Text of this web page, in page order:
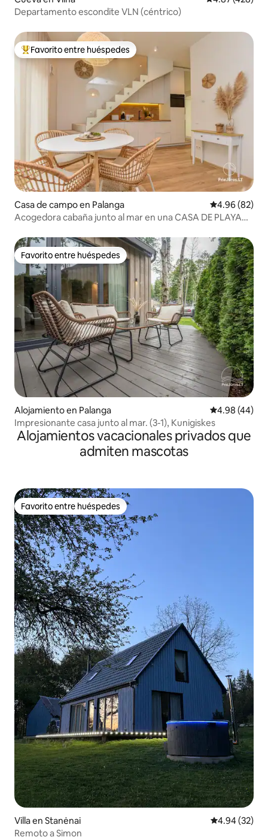
Departamento escondite VLN (céntrico)
Favorito entre huéspedes preferido
Favorito entre huéspedes
Casa de campo en Palanga Calificación
4.96 (82)
Acogedora cabaña junto al mar en una CASA DE PLAYA
Favorito entre huéspedes
Favorito entre huéspedes
Alojamiento en Palanga Calificación
4.98 (44)
Impresionante casa junto al mar. (3-1), Kunigiskes
Alojamientos vacacionales privados que
admiten mascotas
Favorito entre huéspedes
Favorito entre huéspedes
Villa en Stanėnai Calificación
4.94 (32)
Remoto a Simon